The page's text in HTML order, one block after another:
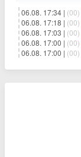
06.08. 17:34 | (00)
06.08. 17:18 | (00)
06.08. 17:03 | (00)
06.08. 17:00 | (00)
06.08. 17:00 | (00)